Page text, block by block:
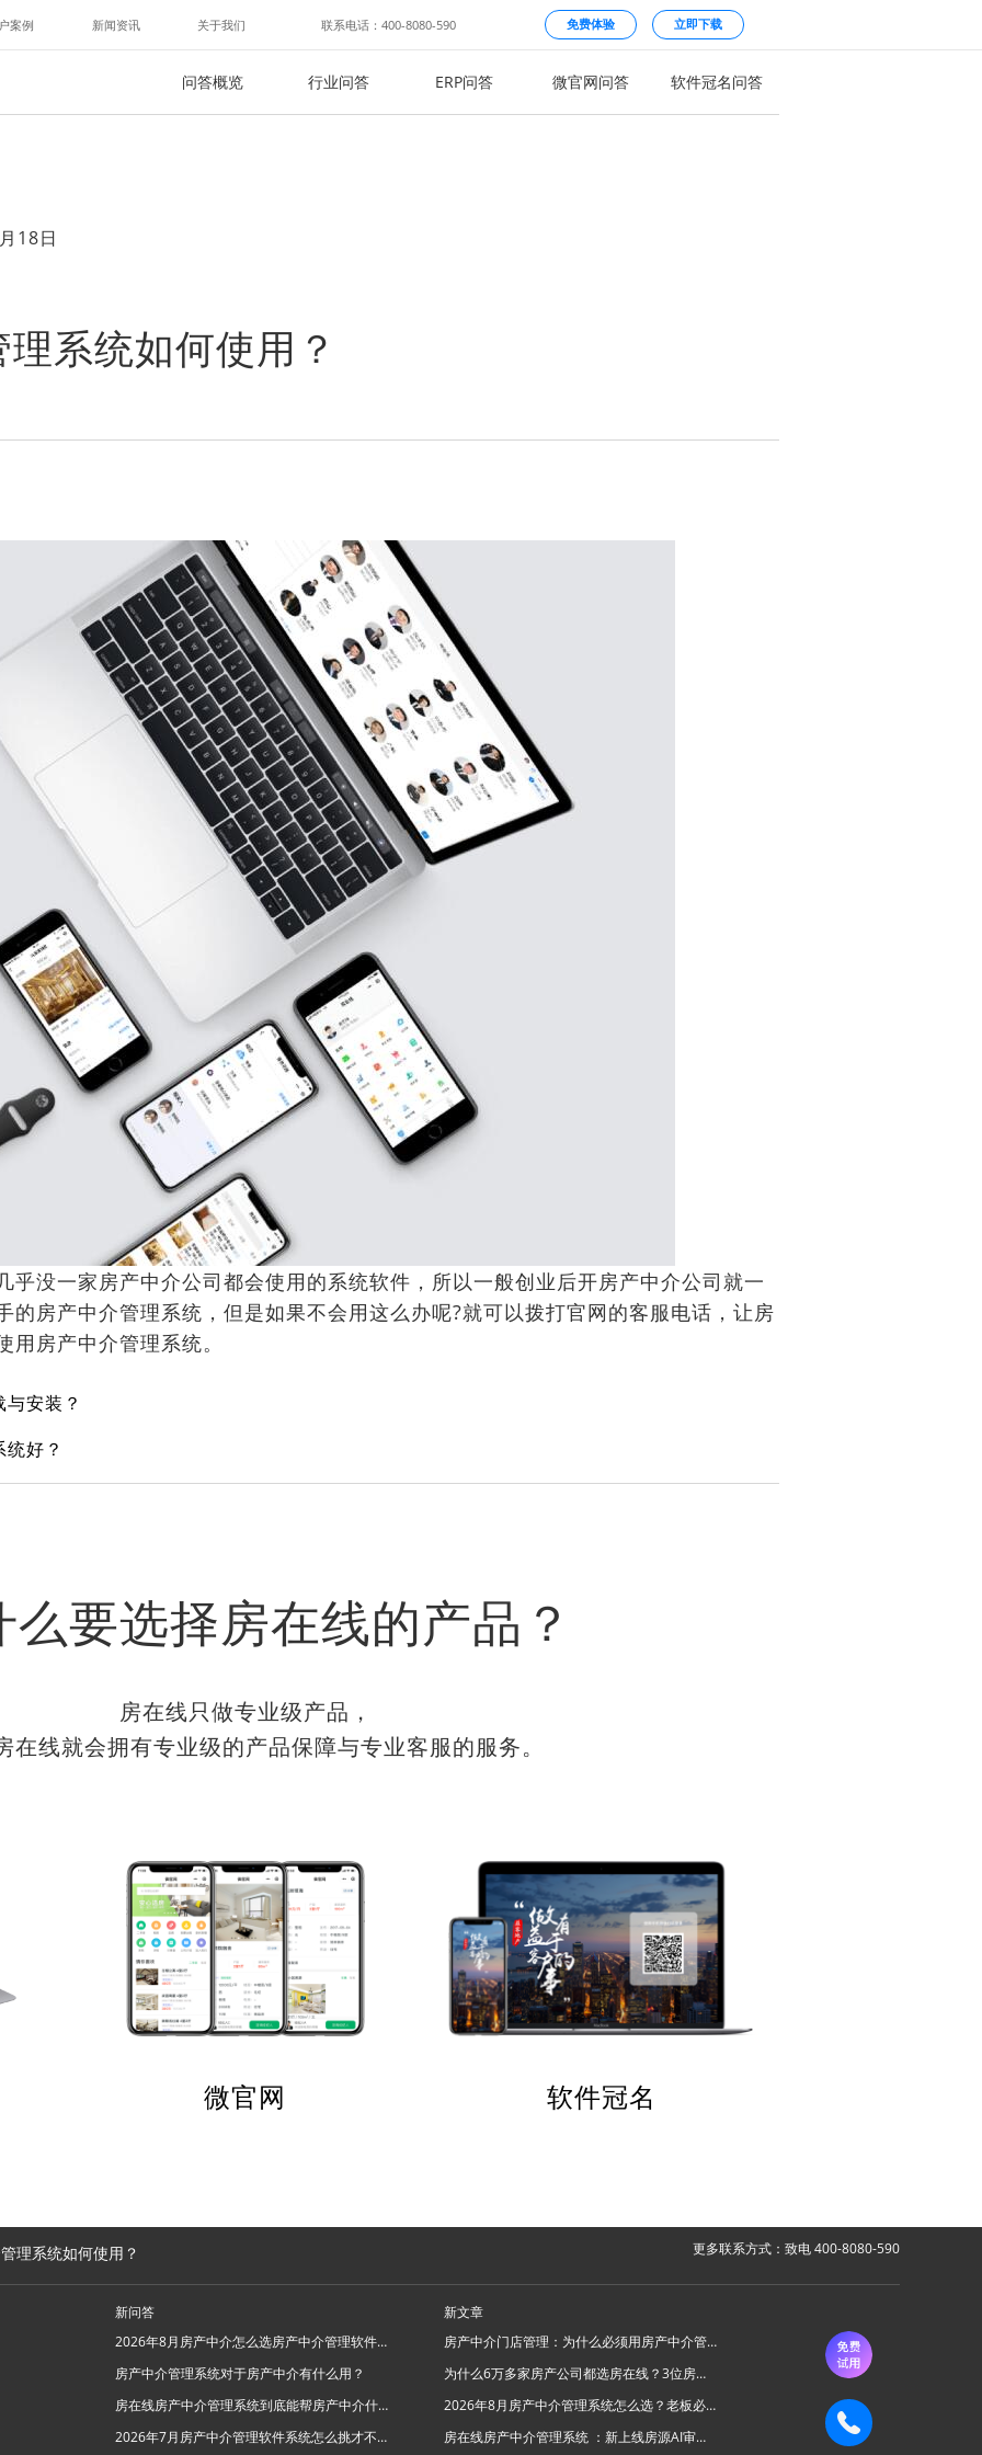
案例 新闻资讯 关于我们 联系电话：400-8080-590 免费体验 立即下载
问答概览 行业问答 ERP问答 微官网问答 软件冠名问答
18日
系统如何使用？
一家房产中介公司都会使用的系统软件，所以一般创业后开房产中介公司就一
的房产中介管理系统，但是如果不会用这么办呢?就可以拨打官网的客服电话，让房
房产中介管理系统。
安装？
好？
么要选择房在线的产品？
房在线只做专业级产品，
在线就会拥有专业级的产品保障与专业客服的服务。
微官网 软件冠名
理系统如何使用？ 更多联系方式：致电 400-8080-590
新问答
2026年8月房产中介怎么选房产中介管理软件系统？
房产中介管理系统对于房产中介有什么用？
房在线房产中介管理系统到底能帮房产中介什么忙？
2026年7月房产中介管理软件系统怎么挑才不踩坑？
新文章
房产中介门店管理：为什么必须用房产中介管理系统？
为什么6万多家房产公司都选房在线？3位房产中介老板的真实心声
2026年8月房产中介管理系统怎么选？老板必看的“避坑六步法”
房在线房产中介管理系统 ：新上线房源AI审批功能